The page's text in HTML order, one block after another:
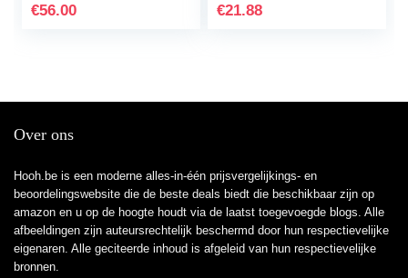
€56.00 €21.88
Over ons
Hooh.be is een moderne alles-in-één prijsvergelijkings- en
beoordelingswebsite die de beste deals biedt die beschikbaar zijn op
amazon en u op de hoogte houdt via de laatst toegevoegde blogs. Alle
afbeeldingen zijn auteursrechtelijk beschermd door hun respectievelijke
eigenaren. Alle geciteerde inhoud is afgeleid van hun respectievelijke
bronnen.